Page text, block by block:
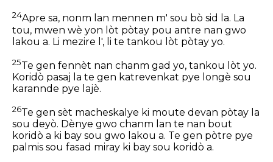
24Apre sa, nonm lan mennen m' sou bò sid la. La
tou, mwen wè yon lòt pòtay pou antre nan gwo
lakou a. Li mezire l', li te tankou lòt pòtay yo.
25Te gen fennèt nan chanm gad yo, tankou lòt yo.
Koridò pasaj la te gen katrevenkat pye longè sou
karannde pye lajè.
26Te gen sèt macheskalye ki moute devan pòtay la
sou deyò. Dènye gwo chanm lan te nan bout
koridò a ki bay sou gwo lakou a. Te gen pòtre pye
palmis sou fasad miray ki bay sou koridò a.